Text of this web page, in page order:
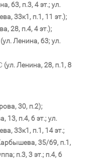
63, п.3, 4 эт.; ул.
33к1, п.1, 11 эт.);
28, п.4, 4 эт.);
(ул. Ленина, 63; ул.
(ул. Ленина, 28, п.1, 8
30, п.2);
13, п.4, 6 эт.; ул.
33к1, п.1, 14 эт.;
35/69, п.1,
п.3, 3 эт.; п.4, 6